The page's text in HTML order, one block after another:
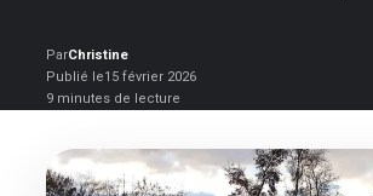
ParChristine
Publié le15 février 2026
9 minutes de lecture